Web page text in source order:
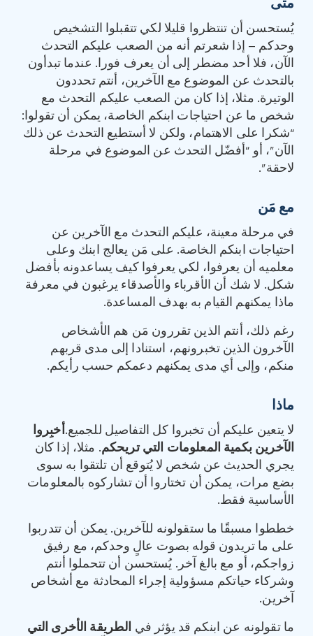
متى
يُستحسن أن تنتظروا قليلا لكي تتقبلوا التشخيص
وحدكم – إذا شعرتم أنه من الصعب عليكم التحدث
الآن، فلا أحد مضطر إلى أن يعرف فورا. عندما تبدأون
بالتحدث عن الموضوع مع الآخرين، أنتم تحددون
الوتيرة. مثلا، إذا كان من الصعب عليكم التحدث مع
شخص ما عن احتياجات ابنكم الخاصة، يمكن أن تقولوا:
“شكرا على الاهتمام، ولكن لا أستطيع التحدث عن ذلك
الآن”، أو “أفضّل التحدث عن الموضوع في مرحلة
لاحقة”.
مع مَن
في مرحلة معينة، عليكم التحدث مع الآخرين عن
احتياجات ابنكم الخاصة. على مَن يعالج ابنك وعلى
معلميه أن يعرفوا، لكي يعرفوا كيف يساعدونه بأفضل
شكل. لا شك أن الأقرباء والأصدقاء يرغبون في معرفة
ماذا يمكنهم القيام به بهدف المساعدة.
رغم ذلك، أنتم الذين تقررون مَن هم الأشخاص
الآخرون الذين تخبرونهم، استنادا إلى مدى قربهم
منكم، وإلى أي مدى يمكنهم دعمكم حسب رأيكم.
ماذا
لا يتعين عليكم أن تخبروا كل التفاصيل للجميع.أخبِروا
الآخرين بكمية المعلومات التي تريحكم. مثلا، إذا كان
يجري الحديث عن شخص لا يُتوقع أن تلتقوا به سوى
بضع مرات، يمكن أن تختاروا أن تشاركوه بالمعلومات
الأساسية فقط.
خططوا مسبقًا ما ستقولونه للآخرين. يمكن أن تتدربوا
على ما تريدون قوله بصوت عالٍ وحدكم، مع رفيق
زواجكم، أو مع بالغ آخر. يُستحسن أن تتحملوا أنتم
وشركاء حياتكم مسؤولية إجراء المحادثة مع أشخاص
آخرين.
ما تقولونه عن ابنكم قد يؤثر في الطريقة الأخرى التي